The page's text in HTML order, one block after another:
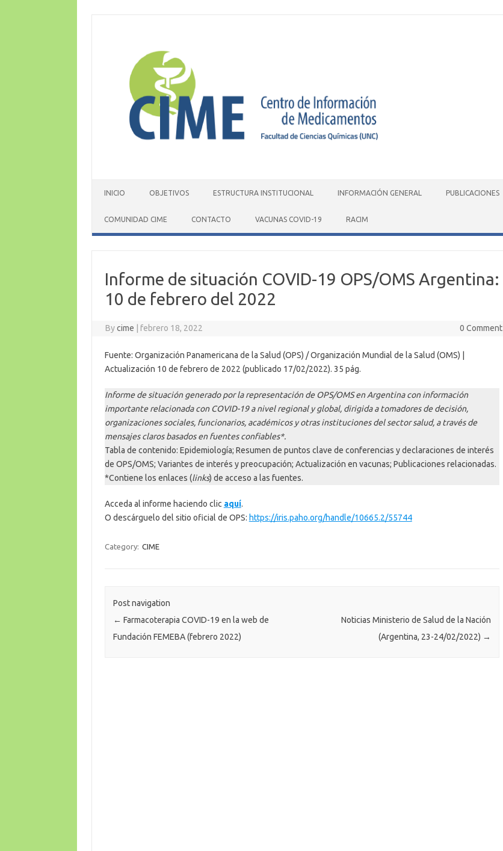
INICIO OBJETIVOS ESTRUCTURA INSTITUCIONAL INFORMACIÓN GENERAL PUBLICACIONES
COMUNIDAD CIME CONTACTO VACUNAS COVID-19 RACIM
Informe de situación COVID-19 OPS/OMS Argentina:
10 de febrero del 2022
Bycime febrero 18, 2022 0 Comment
Fuente: Organización Panamericana de la Salud (OPS) / Organización Mundial de la Salud (OMS) |
Actualización 10 de febrero de 2022 (publicado 17/02/2022). 35 pág.
Informe de situación generado por la representación de OPS/OMS en Argentina con información
importante relacionada con COVID-19 a nivel regional y global, dirigida a tomadores de decisión,
organizaciones sociales, funcionarios, académicos y otras instituciones del sector salud, a través de
mensajes claros basados en fuentes confiables*.
Tabla de contenido: Epidemiología; Resumen de puntos clave de conferencias y declaraciones de interés
de OPS/OMS; Variantes de interés y preocupación; Actualización en vacunas; Publicaciones relacionadas.
*Contiene los enlaces (links) de acceso a las fuentes.
Acceda al informe haciendo clic aquí.
O descárguelo del sitio oficial de OPS: https://iris.paho.org/handle/10665.2/55744
Category: CIME
Post navigation
← Farmacoterapia COVID-19 en la web de
Fundación FEMEBA (febrero 2022)
Noticias Ministerio de Salud de la Nación
(Argentina, 23-24/02/2022) →